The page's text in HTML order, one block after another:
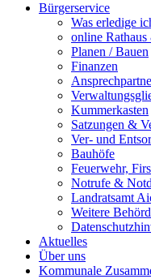
Bürgerservice
Was erledige
online
Planen / Bauen
Finanzen
Kummerkasten
Satzungen &
Ver- und
Bauhöfe
Feuerwehr,
Notrufe &
Landratsamt
Weitere
Aktuelles
Über uns
Kommunale